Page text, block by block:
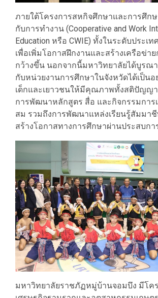
ภายใต้โครงการสหกิจศึกษาและการศึก
กับการทำงาน (Cooperative and Work
Education หรือ CWIE) ทั้งในระดับประเ
เพื่อเพิ่มโอกาสฝึกงานและสร้างเครือข่า
กว้างขึ้น นอกจากนี้มหาวิทยาลัยได้บูรณ
กับหน่วยงานการศึกษาในจังหวัดได้เป็น
เด็กและเยาวชนให้มีคุณภาพทั้งสติปัญญา
การพัฒนาหลักสูตร สื่อ และกิจกรรมการ
สม รวมถึงการพัฒนาแหล่งเรียนรู้สัมมา
สร้างโอกาสทางการศึกษาผ่านประสบก
มหาวิทยาลัยราชภัฏหมู่บ้านจอมบึง มีโค